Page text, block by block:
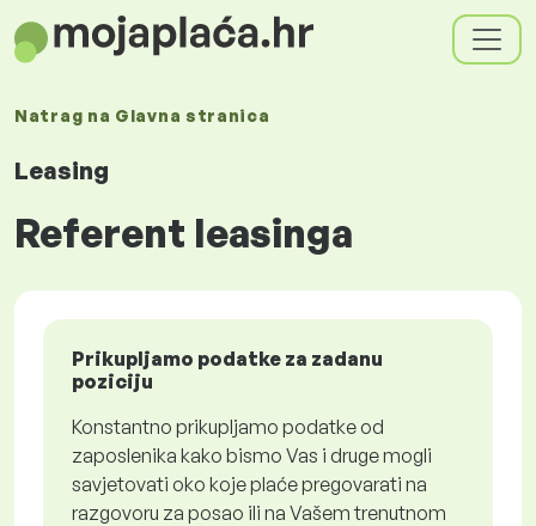
Natrag na Glavna stranica
Leasing
Referent leasinga
Prikupljamo podatke za zadanu
poziciju
Konstantno prikupljamo podatke od
zaposlenika kako bismo Vas i druge mogli
savjetovati oko koje plaće pregovarati na
razgovoru za posao ili na Vašem trenutnom